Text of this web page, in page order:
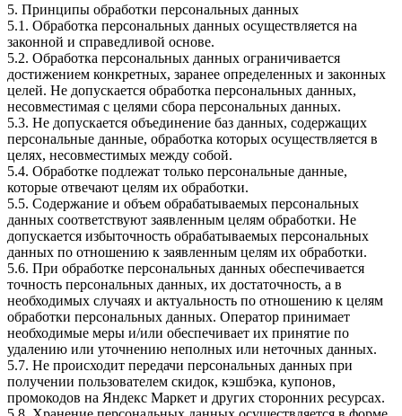
5. Принципы обработки персональных данных
5.1. Обработка персональных данных осуществляется на
законной и справедливой основе.
5.2. Обработка персональных данных ограничивается
достижением конкретных, заранее определенных и законных
целей. Не допускается обработка персональных данных,
несовместимая с целями сбора персональных данных.
5.3. Не допускается объединение баз данных, содержащих
персональные данные, обработка которых осуществляется в
целях, несовместимых между собой.
5.4. Обработке подлежат только персональные данные,
которые отвечают целям их обработки.
5.5. Содержание и объем обрабатываемых персональных
данных соответствуют заявленным целям обработки. Не
допускается избыточность обрабатываемых персональных
данных по отношению к заявленным целям их обработки.
5.6. При обработке персональных данных обеспечивается
точность персональных данных, их достаточность, а в
необходимых случаях и актуальность по отношению к целям
обработки персональных данных. Оператор принимает
необходимые меры и/или обеспечивает их принятие по
удалению или уточнению неполных или неточных данных.
5.7. Не происходит передачи персональных данных при
получении пользователем скидок, кэшбэка, купонов,
промокодов на Яндекс Маркет и других сторонних ресурсах.